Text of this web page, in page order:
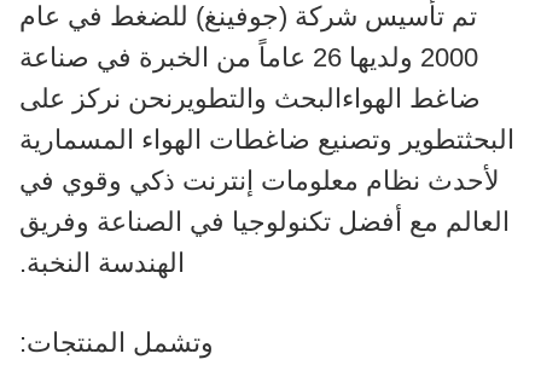
تم تأسيس شركة (جوفينغ) للضغط في عام
2000 ولديها 26 عاماً من الخبرة في صناعة
ضاغط الهواءالبحث والتطويرنحن نركز على
البحثتطوير وتصنيع ضاغطات الهواء المسمارية
لأحدث نظام معلومات إنترنت ذكي وقوي في
العالم مع أفضل تكنولوجيا في الصناعة وفريق
الهندسة النخبة.
وتشمل المنتجات: